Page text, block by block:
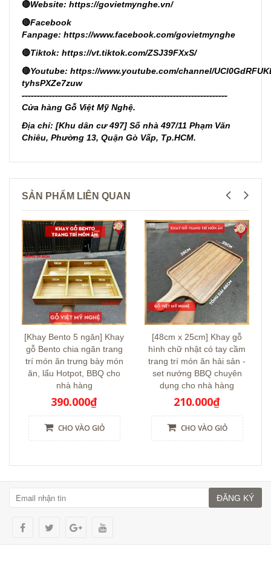
🔴Website: https://govietmynghe.vn/
🔴Facebook
Fanpage: https://www.facebook.com/govietmynghe
🔴Tiktok: https://vt.tiktok.com/ZSJ39FXxS/
🔴Youtube: https://www.youtube.com/channel/
tyhsPXZe7zuw
--------------------------------------------------------------------
Cửa hàng Gỗ Việt Mỹ Nghệ.
Địa chỉ: [Khu dân cư 497] Số nhà 497/11 Phạm Văn
Chiêu, Phường 13, Quận Gò Vấp, Tp.HCM.
SẢN PHẨM LIÊN QUAN
[Khay Bento 5 ngăn] Khay
gỗ Bento chia ngăn trang
trí món ăn trưng bày món
ăn, lẩu Hotpot, BBQ cho
nhà hàng
390.000₫
CHO VÀO GIỎ
[48cm x 25cm] Khay gỗ
hình chữ nhật có tay cầm
trang trí món ăn hải sản -
set nướng BBQ chuyên
dụng cho nhà hàng
210.000₫
CHO VÀO GIỎ
ĐĂNG KÝ